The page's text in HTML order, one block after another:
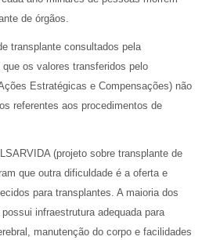
de órgãos.
transplante consultados pela
os valores transferidos pelo
Estratégicas e Compensações) não
referentes aos procedimentos de
(projeto sobre transplante de
que outra dificuldade é a oferta e
para transplantes. A maioria dos
infraestrutura adequada para
manutenção do corpo e facilidades